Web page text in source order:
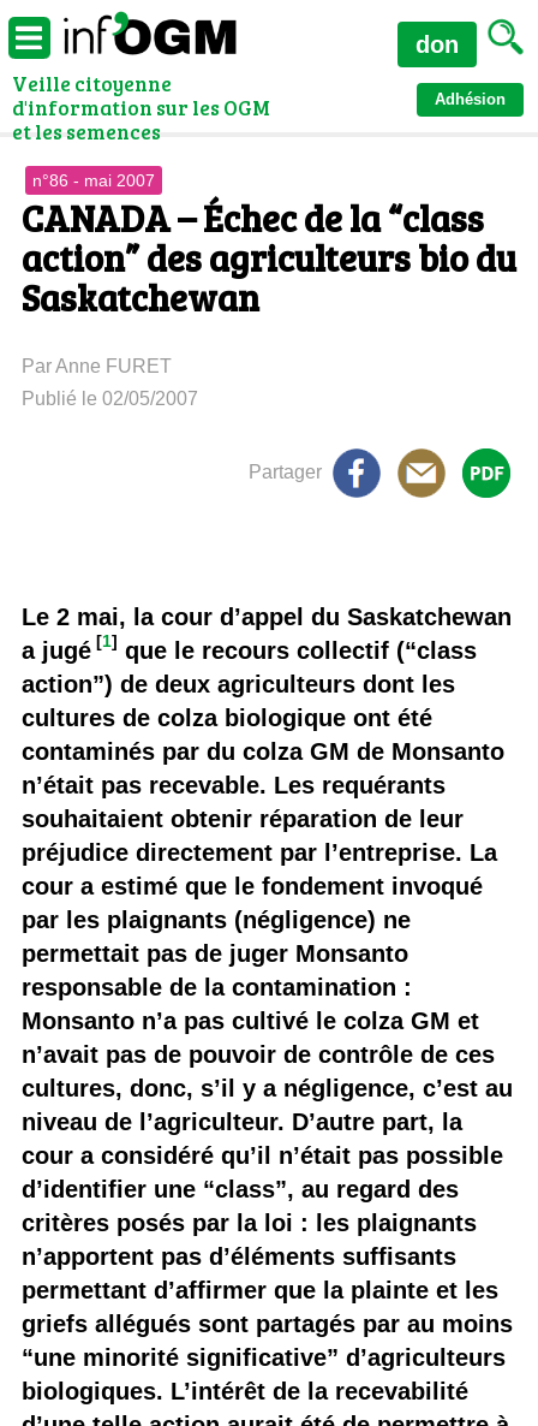
Veille citoyenne
d'information sur les OGM
et les semences
Adhésion
don
n°86 - mai 2007
CANADA – Échec de la “class
action” des agriculteurs bio du
Saskatchewan
Par Anne FURET
Publié le 02/05/2007
Partager
Le 2 mai, la cour d’appel du Saskatchewan
a jugé [1] que le recours collectif (“class
action”) de deux agriculteurs dont les
cultures de colza biologique ont été
contaminés par du colza GM de Monsanto
n’était pas recevable. Les requérants
souhaitaient obtenir réparation de leur
préjudice directement par l’entreprise. La
cour a estimé que le fondement invoqué
par les plaignants (négligence) ne
permettait pas de juger Monsanto
responsable de la contamination :
Monsanto n’a pas cultivé le colza GM et
n’avait pas de pouvoir de contrôle de ces
cultures, donc, s’il y a négligence, c’est au
niveau de l’agriculteur. D’autre part, la
cour a considéré qu’il n’était pas possible
d’identifier une “class”, au regard des
critères posés par la loi : les plaignants
n’apportent pas d’éléments suffisants
permettant d’affirmer que la plainte et les
griefs allégués sont partagés par au moins
“une minorité significative” d’agriculteurs
biologiques. L’intérêt de la recevabilité